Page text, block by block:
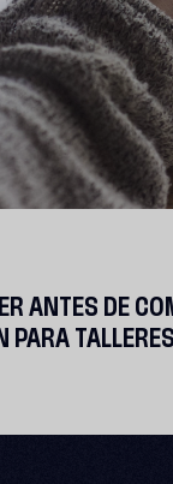
ANTES DE
PARA TALLERES